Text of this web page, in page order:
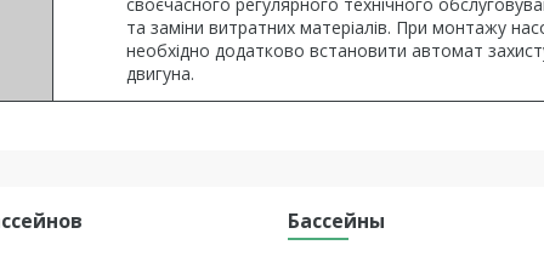
та заміни витратних матеріалів. При монтажу
необхідно додатково встановити автомат
двигуна.
Бассейны